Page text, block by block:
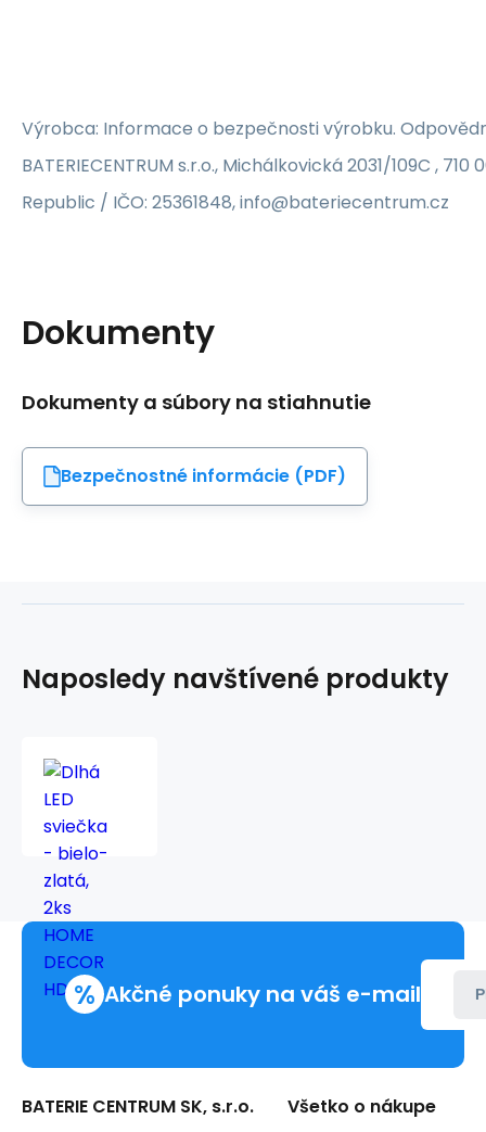
Výrobca: Informace o bezpečnosti výrobku.
BATERIECENTRUM s.r.o., Michálkovická 2031/109C ,
Republic / IČO: 25361848, info@bateriecentrum.cz
Dokumenty
Dokumenty a súbory na stiahnutie
Bezpečnostné informácie (PDF)
Naposledy navštívené produkty
HOME
116
% Akčné ponuky na váš e-mail
BATERIE CENTRUM SK, s.r.o. Všetko o nákupe